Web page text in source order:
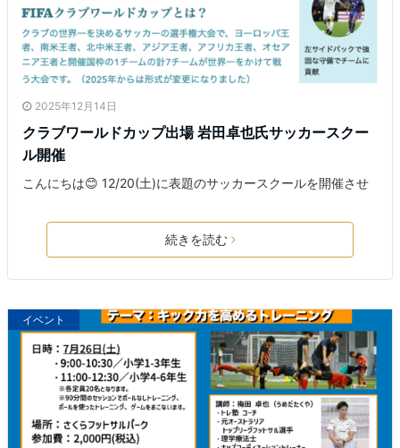
2025年12月14日
クラブワールドカップ出場 岩田卓也氏サッカースクー
ル開催
こんにちは😊 12/20(土)に表題のサッカースクールを開催させ
続きを読む
イベント